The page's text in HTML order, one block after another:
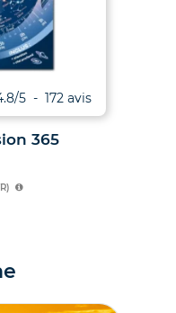
et 2027
des 12
/5 - 38 avis